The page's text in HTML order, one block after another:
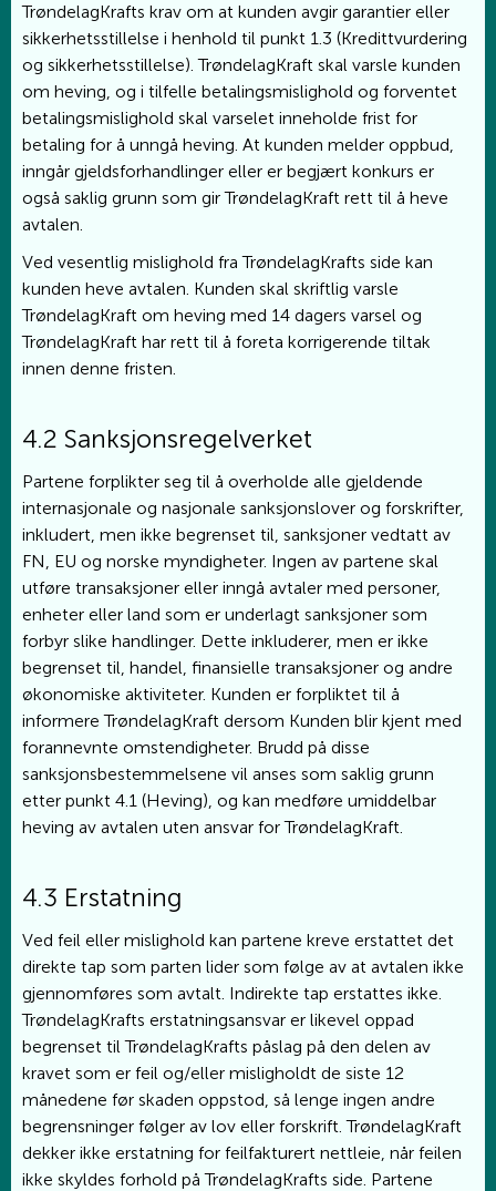
TrøndelagKrafts krav om at kunden avgir garantier eller
sikkerhetsstillelse i henhold til punkt 1.3 (Kredittvurdering
og sikkerhetsstillelse). TrøndelagKraft skal varsle kunden
om heving, og i tilfelle betalingsmislighold og forventet
betalingsmislighold skal varselet inneholde frist for
betaling for å unngå heving. At kunden melder oppbud,
inngår gjeldsforhandlinger eller er begjært konkurs er
også saklig grunn som gir TrøndelagKraft rett til å heve
avtalen.
Ved vesentlig mislighold fra TrøndelagKrafts side kan
kunden heve avtalen. Kunden skal skriftlig varsle
TrøndelagKraft om heving med 14 dagers varsel og
TrøndelagKraft har rett til å foreta korrigerende tiltak
innen denne fristen.
4.2 Sanksjonsregelverket
Partene forplikter seg til å overholde alle gjeldende
internasjonale og nasjonale sanksjonslover og forskrifter,
inkludert, men ikke begrenset til, sanksjoner vedtatt av
FN, EU og norske myndigheter. Ingen av partene skal
utføre transaksjoner eller inngå avtaler med personer,
enheter eller land som er underlagt sanksjoner som
forbyr slike handlinger. Dette inkluderer, men er ikke
begrenset til, handel, finansielle transaksjoner og andre
økonomiske aktiviteter. Kunden er forpliktet til å
informere TrøndelagKraft dersom Kunden blir kjent med
forannevnte omstendigheter. Brudd på disse
sanksjonsbestemmelsene vil anses som saklig grunn
etter punkt 4.1 (Heving), og kan medføre umiddelbar
heving av avtalen uten ansvar for TrøndelagKraft.
4.3 Erstatning
Ved feil eller mislighold kan partene kreve erstattet det
direkte tap som parten lider som følge av at avtalen ikke
gjennomføres som avtalt. Indirekte tap erstattes ikke.
TrøndelagKrafts erstatningsansvar er likevel oppad
begrenset til TrøndelagKrafts påslag på den delen av
kravet som er feil og/eller misligholdt de siste 12
månedene før skaden oppstod, så lenge ingen andre
begrensninger følger av lov eller forskrift. TrøndelagKraft
dekker ikke erstatning for feilfakturert nettleie, når feilen
ikke skyldes forhold på TrøndelagKrafts side. Partene